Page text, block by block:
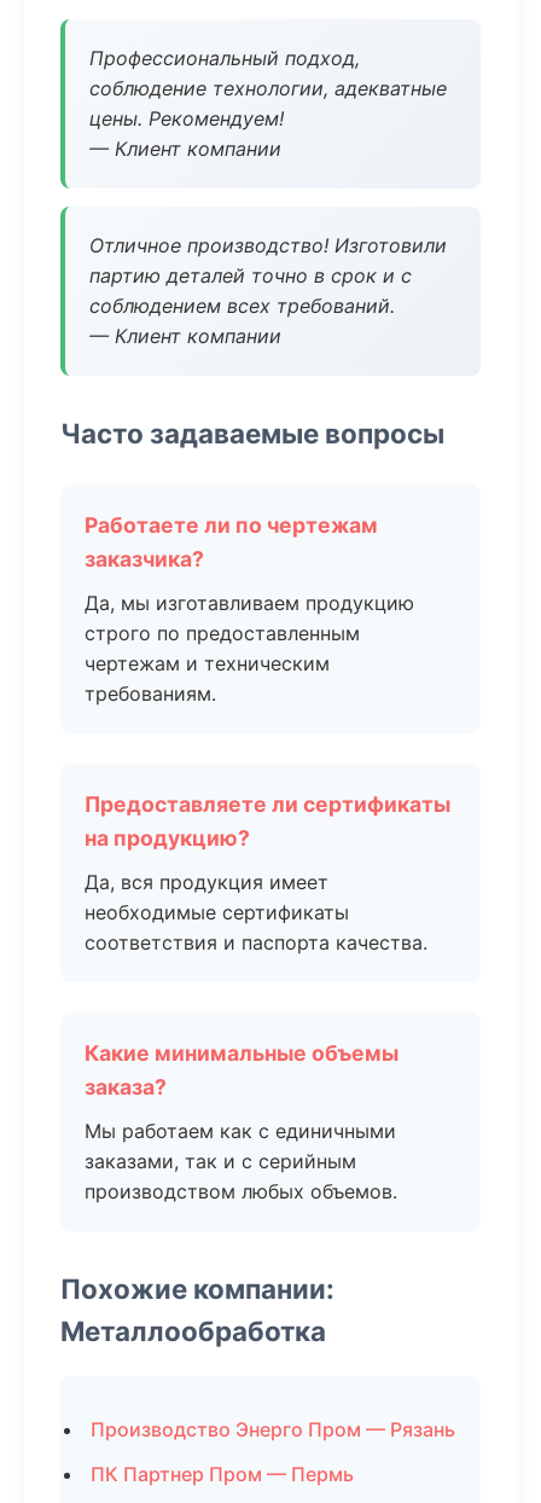
Профессиональный подход,
соблюдение технологии, адекватные
цены. Рекомендуем!
— Клиент компании
Отличное производство! Изготовили
партию деталей точно в срок и с
соблюдением всех требований.
— Клиент компании
Часто задаваемые вопросы
Работаете ли по чертежам
заказчика?
Да, мы изготавливаем продукцию
строго по предоставленным
чертежам и техническим
требованиям.
Предоставляете ли сертификаты
на продукцию?
Да, вся продукция имеет
необходимые сертификаты
соответствия и паспорта качества.
Какие минимальные объемы
заказа?
Мы работаем как с единичными
заказами, так и с серийным
производством любых объемов.
Похожие компании:
Металлообработка
Производство Энерго Пром — Рязань
ПК Партнер Пром — Пермь